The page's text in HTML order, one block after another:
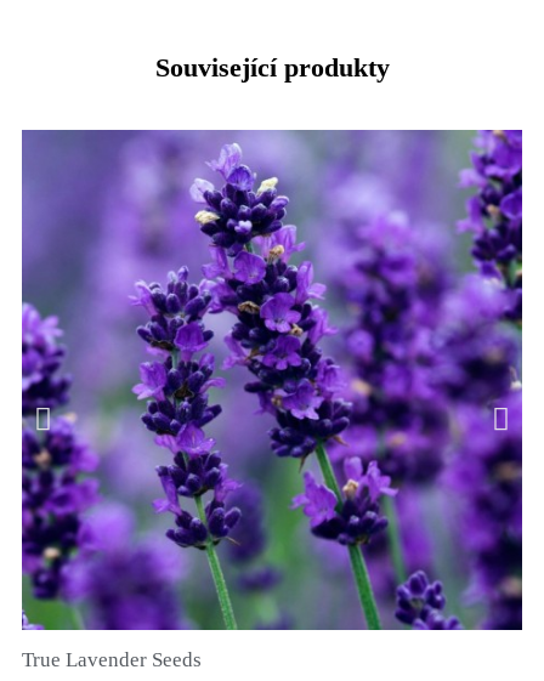
Související produkty
True Lavender Seeds